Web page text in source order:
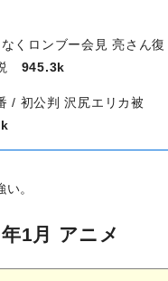
くロンブー会見 亮さん復
945.3k
初公判 沢尻エリカ被
。
1月 アニメ